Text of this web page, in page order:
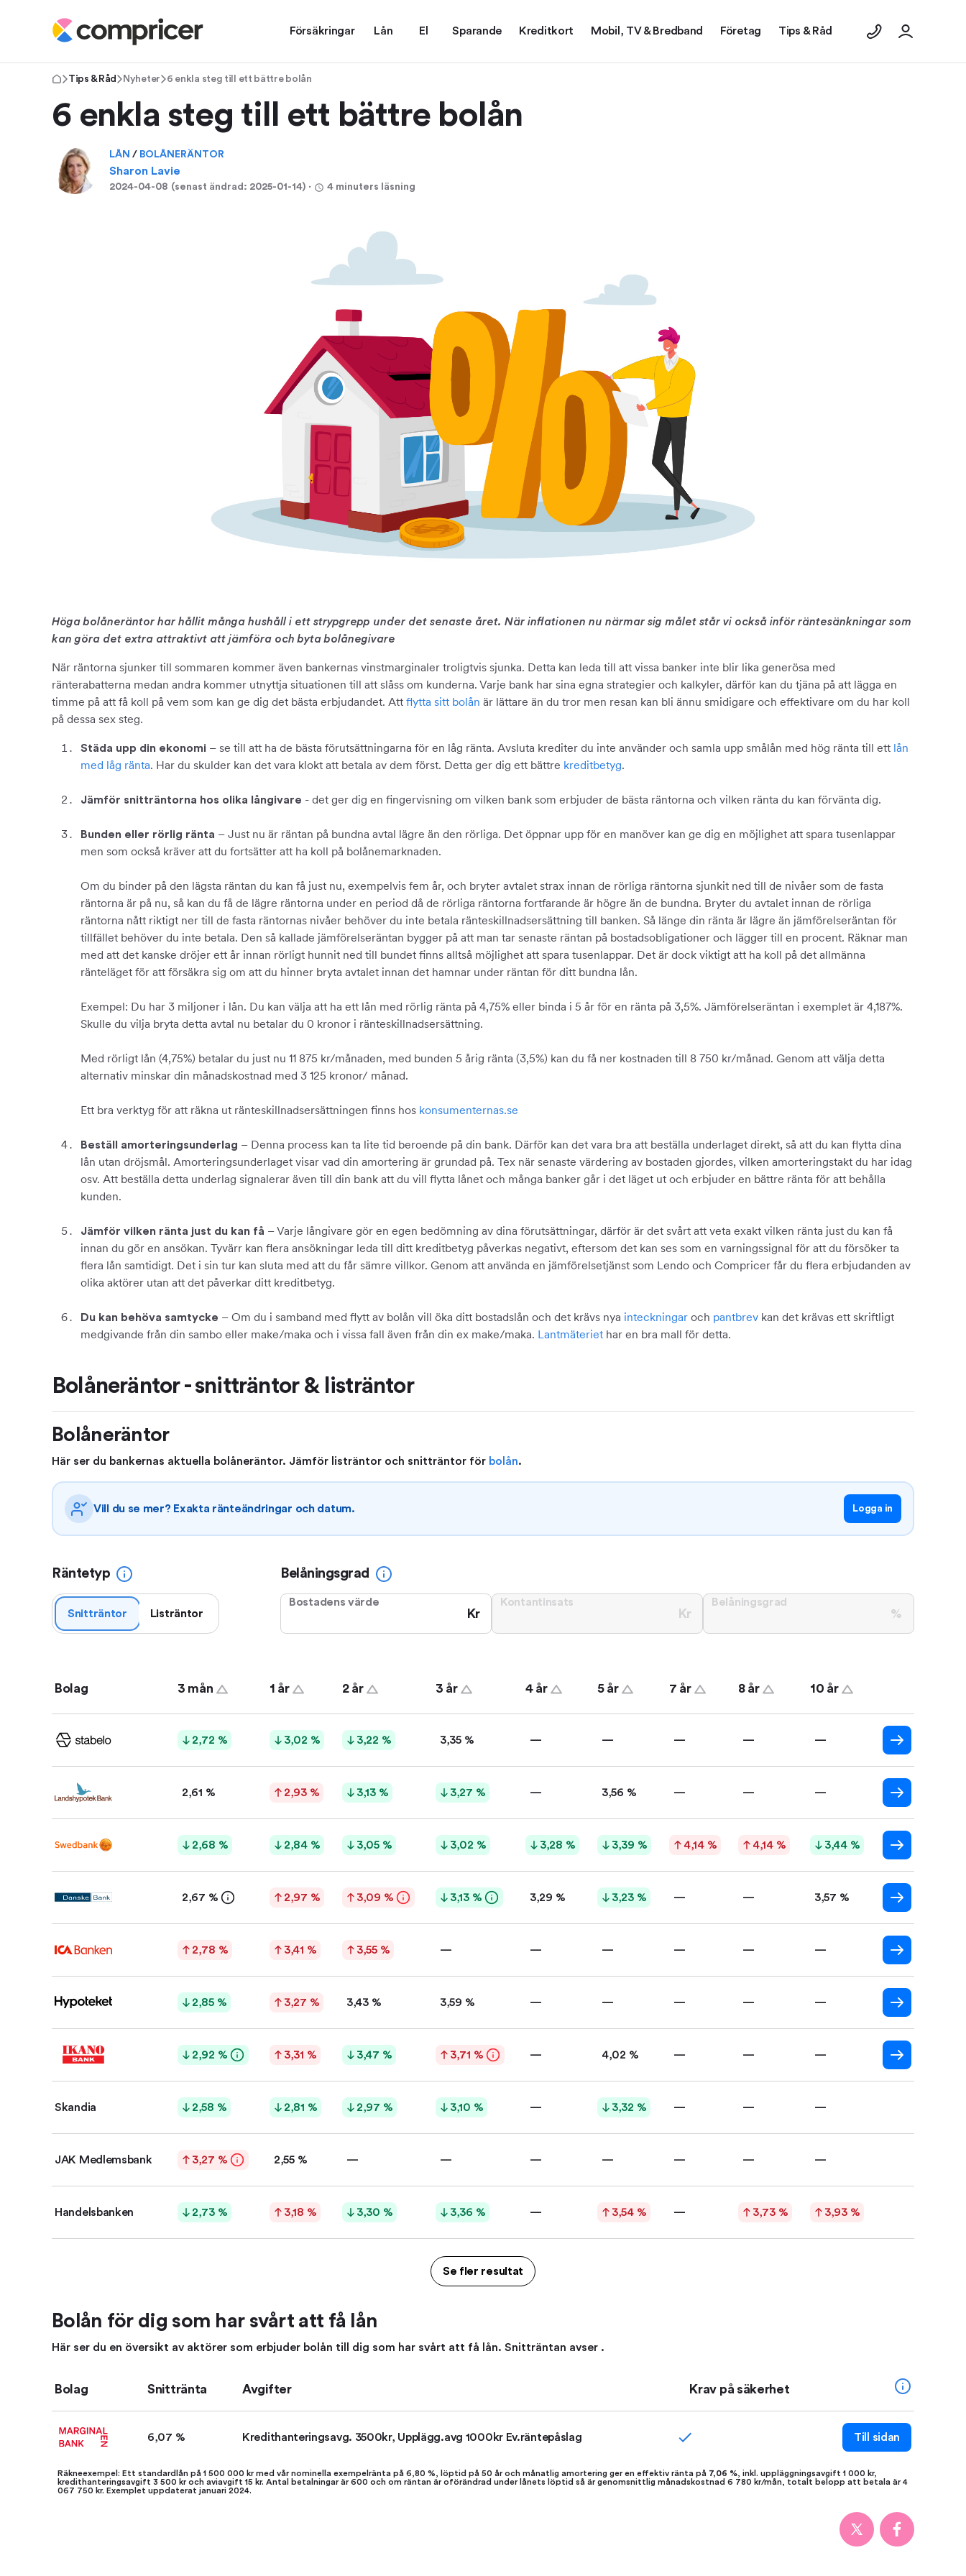
Försäkringar Lån El Sparande Kreditkort Mobil, TV & Bredband Företag Tips & Råd
Tips & Råd Nyheter 6 enkla steg till ett bättre bolån
6 enkla steg till ett bättre bolån
LÅN / BOLÅNERÄNTOR
Sharon Lavie
2024-04-08 (senast ändrad: 2025-01-14) ⋅ 4 minuters läsning
Höga bolåneräntor har hållit många hushåll i ett strypgrepp under det senaste året. När inflationen nu närmar sig målet står vi också inför räntesänkningar som
kan göra det extra attraktivt att jämföra och byta bolånegivare
När räntorna sjunker till sommaren kommer även bankernas vinstmarginaler troligtvis sjunka. Detta kan leda till att vissa banker inte blir lika generösa med
ränterabatterna medan andra kommer utnyttja situationen till att slåss om kunderna. Varje bank har sina egna strategier och kalkyler, därför kan du tjäna på att lägga en
timme på att få koll på vem som kan ge dig det bästa erbjudandet. Att flytta sitt bolån är lättare än du tror men resan kan bli ännu smidigare och effektivare om du har koll
på dessa sex steg.
Städa upp din ekonomi – se till att ha de bästa förutsättningarna för en låg ränta. Avsluta krediter du inte använder och samla upp smålån med hög ränta till ett lån
med låg ränta. Har du skulder kan det vara klokt att betala av dem först. Detta ger dig ett bättre kreditbetyg.
Jämför snitträntorna hos olika långivare - det ger dig en fingervisning om vilken bank som erbjuder de bästa räntorna och vilken ränta du kan förvänta dig.
Bunden eller rörlig ränta – Just nu är räntan på bundna avtal lägre än den rörliga. Det öppnar upp för en manöver kan ge dig en möjlighet att spara tusenlappar
men som också kräver att du fortsätter att ha koll på bolånemarknaden.
Om du binder på den lägsta räntan du kan få just nu, exempelvis fem år, och bryter avtalet strax innan de rörliga räntorna sjunkit ned till de nivåer som de fasta
räntorna är på nu, så kan du få de lägre räntorna under en period då de rörliga räntorna fortfarande är högre än de bundna. Bryter du avtalet innan de rörliga
räntorna nått riktigt ner till de fasta räntornas nivåer behöver du inte betala ränteskillnadsersättning till banken. Så länge din ränta är lägre än jämförelseräntan för
tillfället behöver du inte betala. Den så kallade jämförelseräntan bygger på att man tar senaste räntan på bostadsobligationer och lägger till en procent. Räknar man
med att det kanske dröjer ett år innan rörligt hunnit ned till bundet finns alltså möjlighet att spara tusenlappar. Det är dock viktigt att ha koll på det allmänna
ränteläget för att försäkra sig om att du hinner bryta avtalet innan det hamnar under räntan för ditt bundna lån.
Exempel: Du har 3 miljoner i lån. Du kan välja att ha ett lån med rörlig ränta på 4,75% eller binda i 5 år för en ränta på 3,5%. Jämförelseräntan i exemplet är 4,187%.
Skulle du vilja bryta detta avtal nu betalar du 0 kronor i ränteskillnadsersättning.
Med rörligt lån (4,75%) betalar du just nu 11 875 kr/månaden, med bunden 5 årig ränta (3,5%) kan du få ner kostnaden till 8 750 kr/månad. Genom att välja detta
alternativ minskar din månadskostnad med 3 125 kronor/ månad.
Ett bra verktyg för att räkna ut ränteskillnadsersättningen finns hos konsumenternas.se
Beställ amorteringsunderlag – Denna process kan ta lite tid beroende på din bank. Därför kan det vara bra att beställa underlaget direkt, så att du kan flytta dina
lån utan dröjsmål. Amorteringsunderlaget visar vad din amortering är grundad på. Tex när senaste värdering av bostaden gjordes, vilken amorteringstakt du har idag
osv. Att beställa detta underlag signalerar även till din bank att du vill flytta lånet och många banker går i det läget ut och erbjuder en bättre ränta för att behålla
kunden.
Jämför vilken ränta just du kan få – Varje långivare gör en egen bedömning av dina förutsättningar, därför är det svårt att veta exakt vilken ränta just du kan få
innan du gör en ansökan. Tyvärr kan flera ansökningar leda till ditt kreditbetyg påverkas negativt, eftersom det kan ses som en varningssignal för att du försöker ta
flera lån samtidigt. Det i sin tur kan sluta med att du får sämre villkor. Genom att använda en jämförelsetjänst som Lendo och Compricer får du flera erbjudanden av
olika aktörer utan att det påverkar ditt kreditbetyg.
Du kan behöva samtycke – Om du i samband med flytt av bolån vill öka ditt bostadslån och det krävs nya inteckningar och pantbrev kan det krävas ett skriftligt
medgivande från din sambo eller make/maka och i vissa fall även från din ex make/maka. Lantmäteriet har en bra mall för detta.
Bolåneräntor - snitträntor & listräntor
Bolåneräntor
Här ser du bankernas aktuella bolåneräntor. Jämför listräntor och snitträntor för bolån.
Vill du se mer? Exakta ränteändringar och datum. Logga in
Räntetyp
Snitträntor Listräntor
Belåningsgrad
Bostadens värde
Kr
Kontantinsats
Kr
Belåningsgrad
%
Bolag 3 mån 1 år 2 år 3 år 4 år 5 år 7 år 8 år 10 år
2,72 % 3,02 % 3,22 % 3,35 % — — — — —
2,61 % 2,93 % 3,13 % 3,27 % — 3,56 % — — —
2,68 % 2,84 % 3,05 % 3,02 % 3,28 % 3,39 % 4,14 % 4,14 % 3,44 %
2,67 % 2,97 % 3,09 % 3,13 % 3,29 % 3,23 % — — 3,57 %
2,78 % 3,41 % 3,55 % — — — — — —
2,85 % 3,27 % 3,43 % 3,59 % — — — — —
2,92 % 3,31 % 3,47 % 3,71 % — 4,02 % — — —
Skandia 2,58 % 2,81 % 2,97 % 3,10 % — 3,32 % — — —
JAK Medlems­bank 3,27 % 2,55 % — — — — — — —
Handels­banken 2,73 % 3,18 % 3,30 % 3,36 % — 3,54 % — 3,73 % 3,93 %
Se fler resultat
Bolån för dig som har svårt att få lån
Här ser du en översikt av aktörer som erbjuder bolån till dig som har svårt att få lån. Snitträntan avser .
Bolag Snittränta Avgifter Krav på säkerhet
6,07 % Kredithanteringsavg. 3500kr, Upplägg.avg 1000kr Ev.räntepåslag Till sidan
Räkneexempel: Ett standardlån på 1 500 000 kr med vår nominella exempelränta på 6,80 %, löptid på 50 år och månatlig amortering ger en effektiv ränta på 7,06 %, inkl. uppläggningsavgift 1 000 kr,
kredithanteringsavgift 3 500 kr och aviavgift 15 kr. Antal betalningar är 600 och om räntan är oförändrad under lånets löptid så är genomsnittlig månadskostnad 6 780 kr/mån, totalt belopp att betala är 4
067 750 kr. Exemplet uppdaterat januari 2024.